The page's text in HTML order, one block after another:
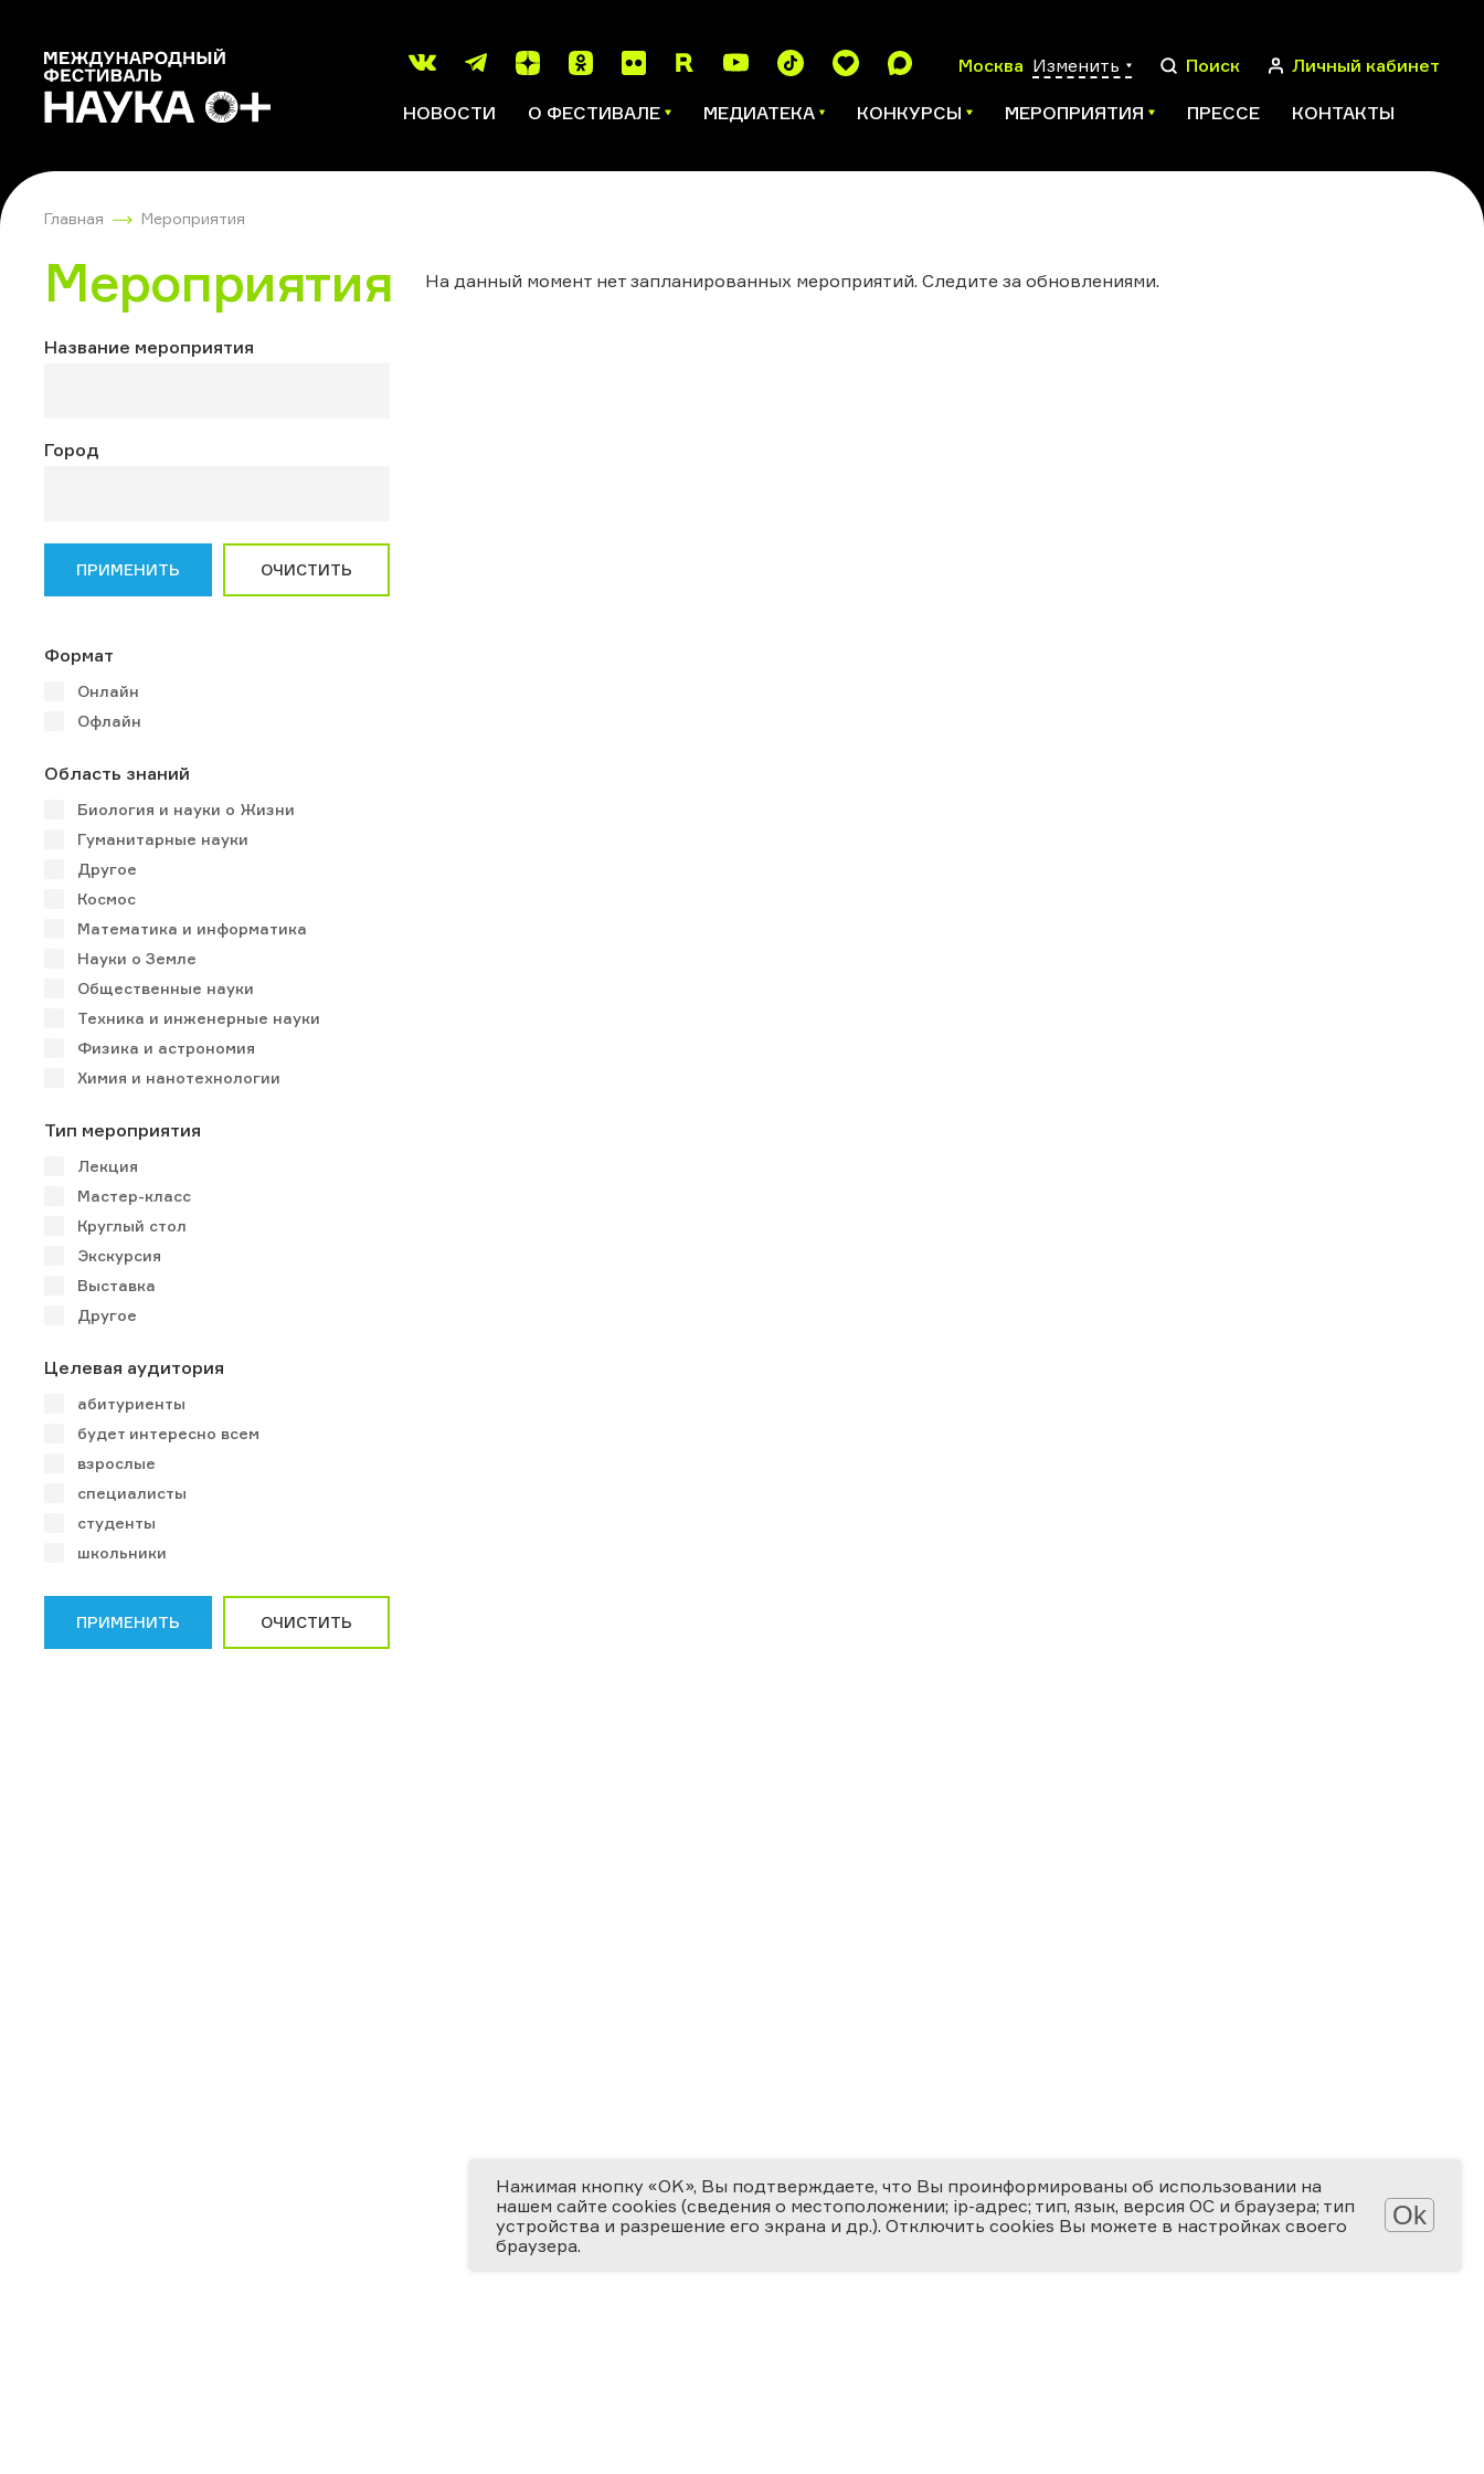
Москва Изменить Поиск Личный кабинет
НОВОСТИ О ФЕСТИВАЛЕ МЕДИАТЕКА КОНКУРСЫ МЕРОПРИЯТИЯ ПРЕССЕ КОНТАКТЫ
Главная Мероприятия
Мероприятия
Название мероприятия
Город
ПРИМЕНИТЬ ОЧИСТИТЬ
Формат
Онлайн
Офлайн
Область знаний
Биология и науки о Жизни
Гуманитарные науки
Другое
Космос
Математика и информатика
Науки о Земле
Общественные науки
Техника и инженерные науки
Физика и астрономия
Химия и нанотехнологии
Тип мероприятия
Лекция
Мастер-класс
Круглый стол
Экскурсия
Выставка
Другое
Целевая аудитория
абитуриенты
будет интересно всем
взрослые
специалисты
студенты
школьники
ПРИМЕНИТЬ ОЧИСТИТЬ
На данный момент нет запланированных мероприятий. Следите за обновлениями.
Нажимая кнопку «OK», Вы подтверждаете, что Вы проинформированы об использовании на
нашем сайте cookies (сведения о местоположении; ip-адрес; тип, язык, версия ОС и браузера; тип
устройства и разрешение его экрана и др.). Отключить cookies Вы можете в настройках своего
браузера.
Ok